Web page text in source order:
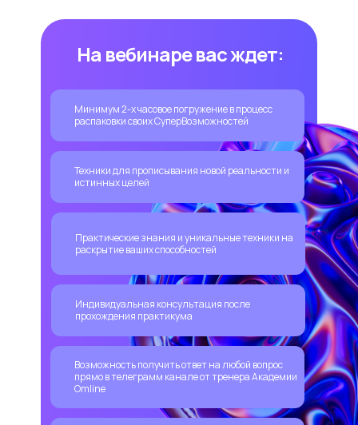
На вебинаре вас ждет:
Техники для прописывания новой реальности и
истинных целей
Индивидуальная консультация после
прохождения практикума
Минимум 2-х часовое погружение в процесс
распаковки своих СуперВозможностей
Возможность получить ответ на любой вопрос
прямо в телеграмм канале от тренера Академии
Omline
Практические знания и уникальные техники на
раскрытие ваших способностей